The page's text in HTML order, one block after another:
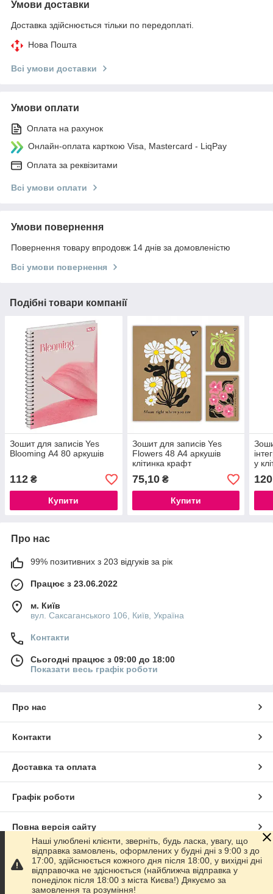
Умови доставки
Доставка здійснюється тільки по передоплаті.
Нова Пошта
Всі умови доставки
Умови оплати
Оплата на рахунок
Онлайн-оплата карткою Visa, Mastercard - LiqPay
Оплата за реквізитами
Всі умови оплати
Умови повернення
Повернення товару впродовж 14 днів за домовленістю
Всі умови повернення
Подібні товари компанії
Зошит для записів Yes
Blooming А4 80 аркушів
112 ₴
Купити
Зошит для записів Yes
Flowers 48 А4 аркушів
клітинка крафт
75,10₴
Купити
у
м2,
УФ
120
Про нас
99% позитивних з 203 відгуків за рік
Працює з 23.06.2022
м. Київ
вул. Саксаганського 106, Київ, Україна
Контакти
Сьогодні працює з 09:00 до 18:00
Показати весь графік роботи
Про нас
Контакти
Доставка та оплата
Графік роботи
Повна версія сайту
Сайт створено на маркетплейсіProm.ua
Політика конфіденційності
Наші улюблені клієнти, зверніть, будь ласка, увагу, що
відправка замовлень, оформлених у будні дні з 9:00 з до
17:00, здійснюється кожного дня після 18:00, у вихідні дні
відправочка не здіснюється (найближча відправка у
понеділок після 18:00 з міста Києва!) Дякуємо за
замовлення та розуміння!